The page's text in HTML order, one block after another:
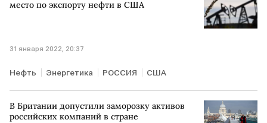
место по экспорту нефти в США
31 января 2022, 20:37
Нефть Энергетика РОССИЯ США
В Британии допустили заморозку активов
российских компаний в стране